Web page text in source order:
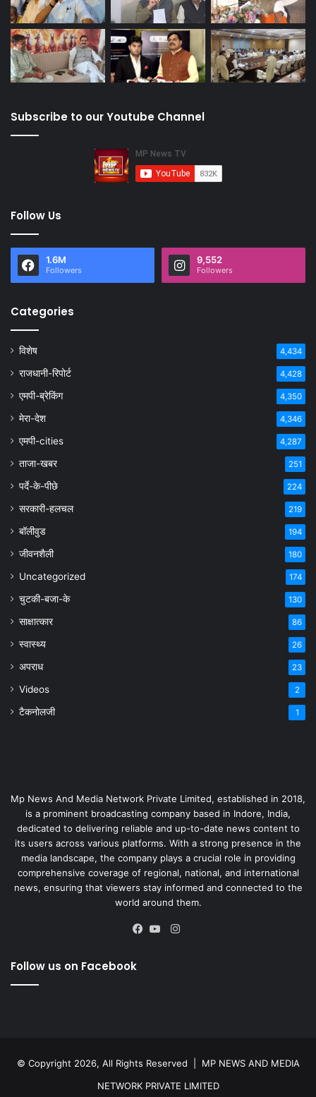
Subscribe to our Youtube Channel
Follow Us
1.6M
Followers
9,552
Followers
Categories
विशेष 4,434
राजधानी-रिपोर्ट 4,428
एमपी-ब्रेकिंग 4,350
मेरा-देश 4,346
एमपी-cities 4,287
ताजा-खबर 251
पर्दे-के-पीछे 224
सरकारी-हलचल 219
बॉलीवुड 194
जीवनशैली 180
Uncategorized 174
चुटकी-बजा-के 130
साक्षात्कार 86
स्वास्थ्य 26
अपराध 23
Videos 2
टैकनोलजी 1
Mp News And Media Network Private Limited, established in 2018,
is a prominent broadcasting company based in Indore, India,
dedicated to delivering reliable and up-to-date news content to
its users across various platforms. With a strong presence in the
media landscape, the company plays a crucial role in providing
comprehensive coverage of regional, national, and international
news, ensuring that viewers stay informed and connected to the
world around them.
Instagram
Follow us on Facebook
© Copyright 2026, All Rights Reserved | MP NEWS AND MEDIA
NETWORK PRIVATE LIMITED